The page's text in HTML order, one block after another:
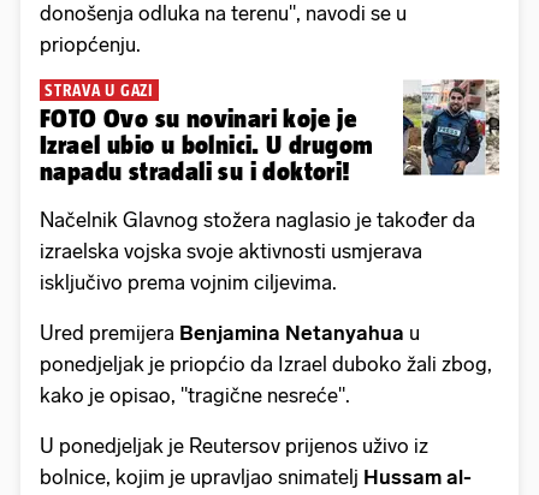
donošenja odluka na terenu", navodi se u
priopćenju.
STRAVA U GAZI
FOTO Ovo su novinari koje je
Izrael ubio u bolnici. U drugom
napadu stradali su i doktori!
Načelnik Glavnog stožera naglasio je također da
izraelska vojska svoje aktivnosti usmjerava
isključivo prema vojnim ciljevima.
Ured premijera Benjamina Netanyahua u
ponedjeljak je priopćio da Izrael duboko žali zbog,
kako je opisao, "tragične nesreće".
U ponedjeljak je Reutersov prijenos uživo iz
bolnice, kojim je upravljao snimatelj Hussam al-